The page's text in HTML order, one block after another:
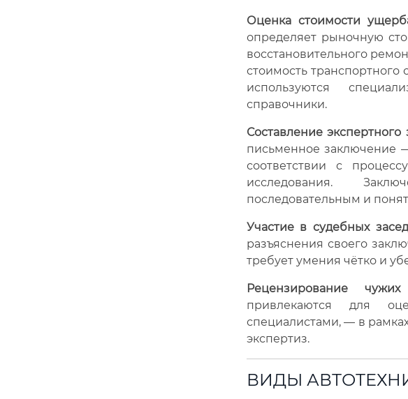
Оценка стоимости
определяет рыночную
восстановительного
стоимость транспортного
используются
справочники.
Составление экспертного
письменное заключение
соответствии с
исследования.
последовательным и
Участие в судебных
разъяснения своего
требует умения чётко и
Рецензирование чужих
привлекаются для
специалистами, — в
экспертиз.
ВИДЫ